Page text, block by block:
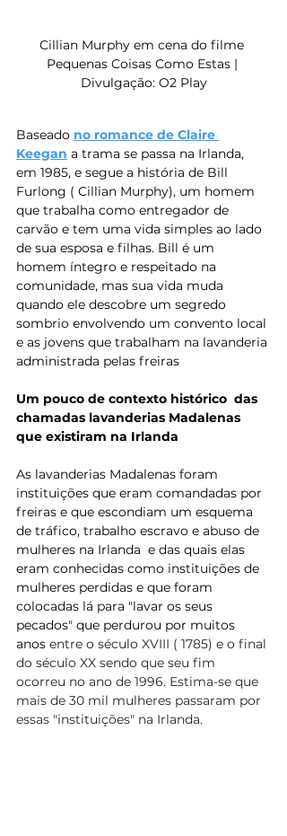
Cillian Murphy em cena do filme
Pequenas Coisas Como Estas |
Divulgação: O2 Play
Baseado no romance de Claire
Keegan a trama se passa na Irlanda,
em 1985, e segue a história de Bill
Furlong ( Cillian Murphy), um homem
que trabalha como entregador de
carvão e tem uma vida simples ao lado
de sua esposa e filhas. Bill é um
homem íntegro e respeitado na
comunidade, mas sua vida muda
quando ele descobre um segredo
sombrio envolvendo um convento local
e as jovens que trabalham na lavanderia
administrada pelas freiras
Um pouco de contexto histórico  das
chamadas lavanderias Madalenas
que existiram na Irlanda
As lavanderias Madalenas foram
instituições que eram comandadas por
freiras e que escondiam um esquema
de tráfico, trabalho escravo e abuso de
mulheres na Irlanda  e das quais elas
eram conhecidas como instituições de
mulheres perdidas e que foram
colocadas lá para "lavar os seus
pecados" que perdurou por muitos
anos entre o século XVIII ( 1785) e o final
do século XX sendo que seu fim
ocorreu no ano de 1996. Estima-se que
mais de 30 mil mulheres passaram por
essas "instituições" na Irlanda.